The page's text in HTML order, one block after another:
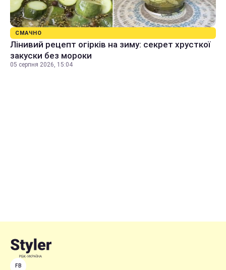
СМАЧНО
Лінивий рецепт огірків на зиму: секрет хрусткої
закуски без мороки
05 серпня 2026, 15:04
FB